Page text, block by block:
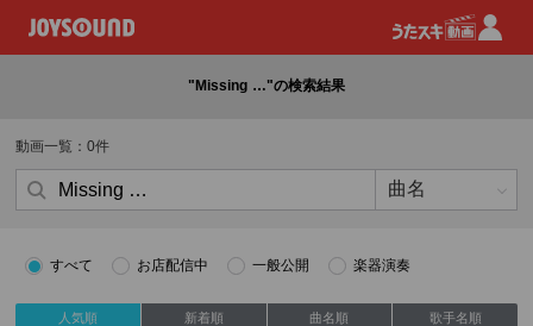
"Missing …"の検索結果
動画一覧：0件
すべて お店配信中 一般公開 楽器演奏
人気順 新着順 曲名順 歌手名順